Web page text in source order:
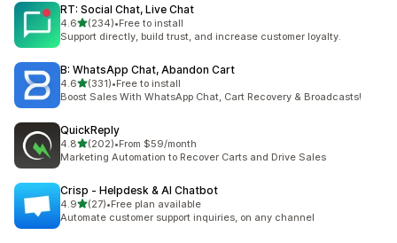
RT: Social Chat, Live Chat
4.6滿分 5 顆星
(234)
共有 234 則評價
•Free to install
Support directly, build trust, and increase customer loyalty.
B: WhatsApp Chat, Abandon Cart
4.6滿分 5 顆星
(331)
共有 331 則評價
•Free to install
Boost Sales With WhatsApp Chat, Cart Recovery & Broadcasts!
QuickReply
4.8滿分 5 顆星
(202)
共有 202 則評價
•From $59/month
Marketing Automation to Recover Carts and Drive Sales
Crisp ‑ Helpdesk & AI Chatbot
4.9滿分 5 顆星
(27)
共有 27 則評價
•Free plan available
Automate customer support inquiries, on any channel